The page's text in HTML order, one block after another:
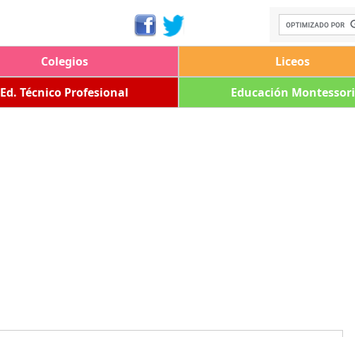
Colegios Liceos
Ed. Técnico Profesional Educación Montessori